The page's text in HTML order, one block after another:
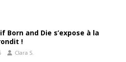
Born and Die s’expose à la
!
Clara S.